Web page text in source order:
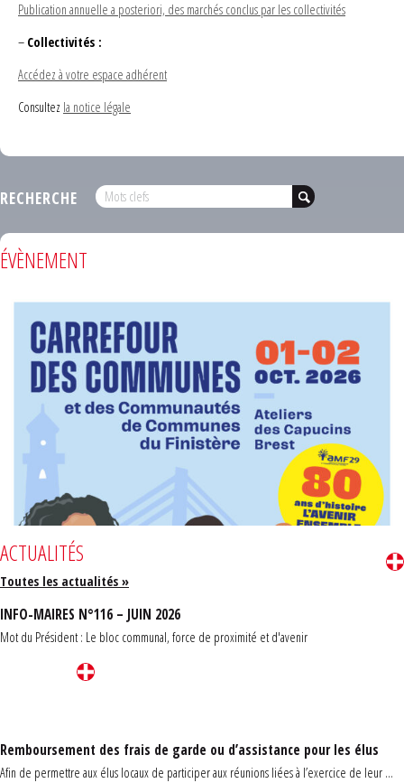
Publication annuelle a posteriori, des marchés conclus par les collectivités
– Collectivités :
Accédez à votre espace adhérent
Consultez la notice légale
RECHERCHE
ÉVÈNEMENT
ACTUALITÉS
Toutes les actualités »
INFO-MAIRES N°116 – JUIN 2026
Mot du Président : Le bloc communal, force de proximité et d'avenir
Remboursement des frais de garde ou d’assistance pour les élus
Afin de permettre aux élus locaux de participer aux réunions liées à l’exercice de leur ...